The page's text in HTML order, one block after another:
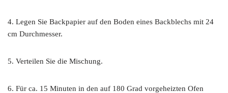
4. Legen Sie Backpapier auf den Boden eines Backblechs mit 24
cm Durchmesser.
5. Verteilen Sie die Mischung.
6. Für ca. 15 Minuten in den auf 180 Grad vorgeheizten Ofen